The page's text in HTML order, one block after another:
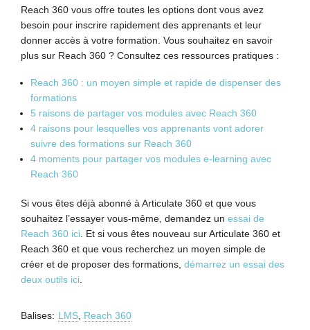
Reach 360 vous offre toutes les options dont vous avez
besoin pour inscrire rapidement des apprenants et leur
donner accès à votre formation. Vous souhaitez en savoir
plus sur Reach 360 ? Consultez ces ressources pratiques :
Reach 360 : un moyen simple et rapide de dispenser des
formations
5 raisons de partager vos modules avec Reach 360
4 raisons pour lesquelles vos apprenants vont adorer
suivre des formations sur Reach 360
4 moments pour partager vos modules e-learning avec
Reach 360
Si vous êtes déjà abonné à Articulate 360 ​​et que vous
souhaitez l’essayer vous-même, demandez un essai de
Reach 360 ici . Et si vous êtes nouveau sur Articulate 360 ​​et
Reach 360 et que vous recherchez un moyen simple de
créer et de proposer des formations, démarrez un essai des
deux outils ici
Balises: LMS Reach 360